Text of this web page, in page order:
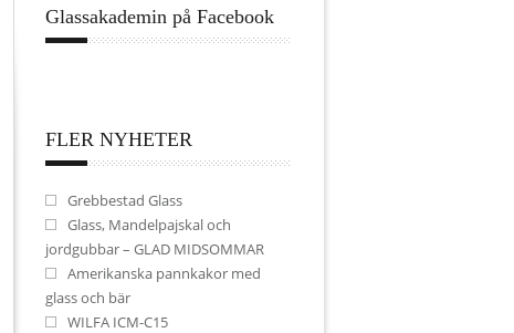
Glassakademin på Facebook
FLER NYHETER
Grebbestad Glass
Glass, Mandelpajskal och
jordgubbar – GLAD MIDSOMMAR
Amerikanska pannkakor med
glass och bär
WILFA ICM-C15